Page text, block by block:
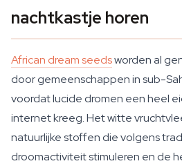
nachtkastje horen
African dream seedsworden al
door gemeenschappen in sub-
voordat lucide dromen een heel
internet kreeg. Het witte
natuurlijke stoffen die volgens
droomactiviteit stimuleren en de